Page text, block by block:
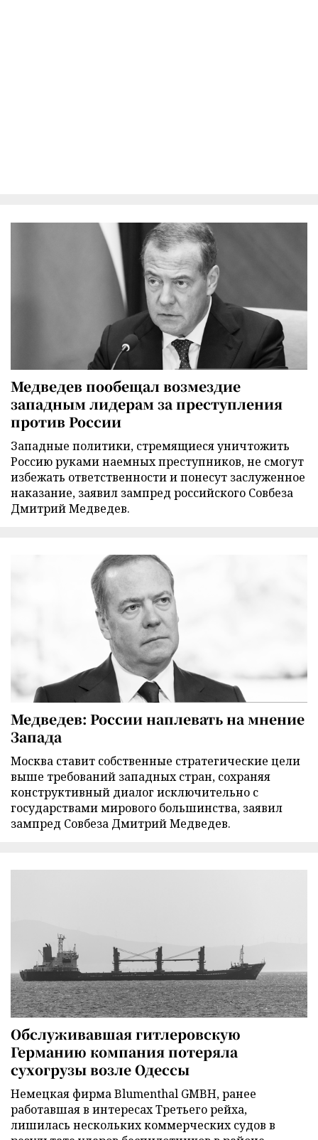
Медведев пообещал возмездие
западным лидерам за преступления
против России
Западные политики, стремящиеся уничтожить
Россию руками наемных преступников, не смогут
избежать ответственности и понесут заслуженное
наказание, заявил зампред российского Совбеза
Дмитрий Медведев.
Медведев: России наплевать на мнение
Запада
Москва ставит собственные стратегические цели
выше требований западных стран, сохраняя
конструктивный диалог исключительно с
государствами мирового большинства, заявил
зампред Совбеза Дмитрий Медведев.
Обслуживавшая гитлеровскую
Германию компания потеряла
сухогрузы возле Одессы
Немецкая фирма Blumenthal GMBH, ранее
работавшая в интересах Третьего рейха,
лишилась нескольких коммерческих судов в